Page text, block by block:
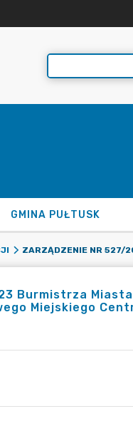
GMINA PUŁTUSK
Burmistrza
Miejskiego